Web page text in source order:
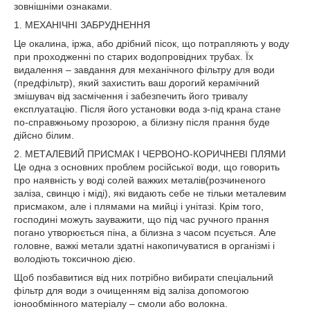
зовнішніми ознаками.
1. МЕХАНІЧНІ ЗАБРУДНЕННЯ
Це окалина, іржа, або дрібний пісок, що потрапляють у воду
при проходженні по старих водопровідних трубах. Їх
видалення – завдання для механічного фільтру для води
(предфільтр), який захистить ваш дорогий керамічний
змішувач від засмічення і забезпечить його тривалу
експлуатацію. Після його установки вода з-під крана стане
по-справжньому прозорою, а білизну після прання буде
дійсно білим.
2. МЕТАЛЕВИЙ ПРИСМАК І ЧЕРВОНО-КОРИЧНЕВІ ПЛЯМИ
Це одна з основних проблем російської води, що говорить
про наявність у воді солей важких металів(розчиненого
заліза, свинцю і міді), які видають себе не тільки металевим
присмаком, але і плямами на мийці і унітазі. Крім того,
господині можуть зауважити, що під час ручного прання
погано утворюється піна, а білизна з часом псується. Але
головне, важкі метали здатні накопичуватися в організмі і
володіють токсичною дією.
Щоб позбавитися від них потрібно вибирати спеціальний
фільтр для води з очищенням від заліза допомогою
іонообмінного матеріалу – смоли або волокна.